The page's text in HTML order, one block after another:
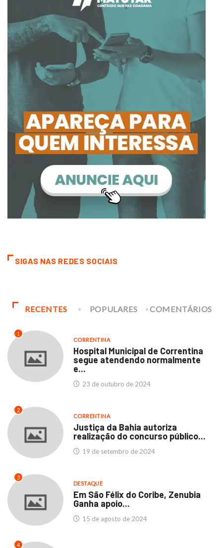
SIGAS NAS REDES SOCIAIS
RECENTES POPULARES COMENTÁRIOS
1
CORRENTINA
Hospital Municipal de Correntina
segue atendendo normalmente
e...
23 de outubro de 2024
2
CORRENTINA
Justiça da Bahia autoriza
realização do concurso público...
19 de setembro de 2024
3
DESTAQUE
Em São Félix do Coribe, Zenubia
Ganha apoio...
15 de agosto de 2024
4